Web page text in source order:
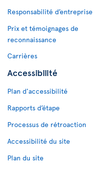
Responsabilité d’entreprise
Prix et témoignages de
reconnaissance
Carrières
Accessibilité
Plan d'accessibilité
Rapports d’étape
Processus de rétroaction
Accessibilité du site
Plan du site